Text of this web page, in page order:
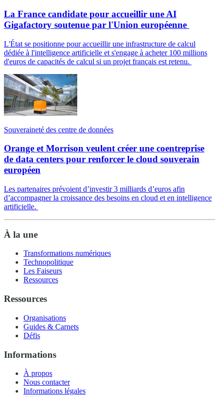
La France candidate pour accueillir une AI
Gigafactory soutenue par l'Union européenne
L'État se positionne pour accueillir une infrastructure de calcul
dédiée à l'intelligence artificielle et s'engage à acheter 100 millions
d'euros de capacités de calcul si un projet français est retenu.
Souveraineté des centre de données
Orange et Morrison veulent créer une coentreprise
de data centers pour renforcer le cloud souverain
européen
Les partenaires prévoient d’investir 3 milliards d’euros afin
d’accompagner la croissance des besoins en cloud et en intelligence
artificielle.
À la une
Transformations numériques
Technopolitique
Les Faiseurs
Ressources
Ressources
Organisations
Guides & Carnets
Défis
Informations
À propos
Nous contacter
Informations légales